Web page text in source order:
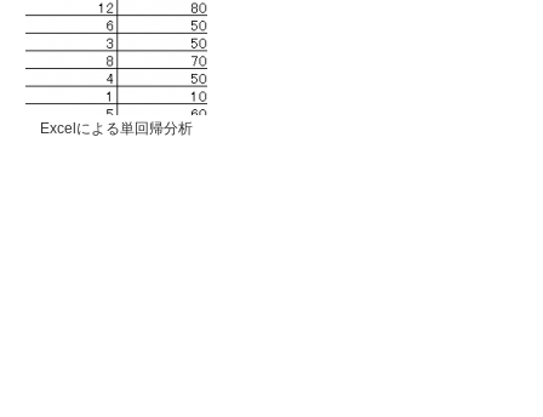
Excelによる単回帰分析